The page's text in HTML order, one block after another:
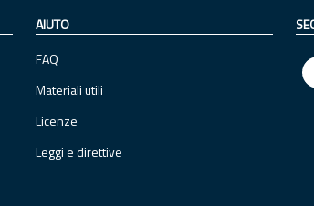
AIUTO
FAQ
Materiali utili
Licenze
Leggi e direttive